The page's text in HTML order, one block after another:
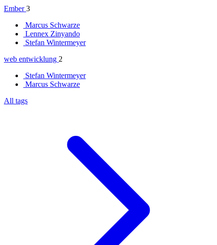
Ember3
Marcus Schwarze
Lennex Zinyando
Stefan Wintermeyer
web entwicklung 2
Stefan Wintermeyer
Marcus Schwarze
All tags